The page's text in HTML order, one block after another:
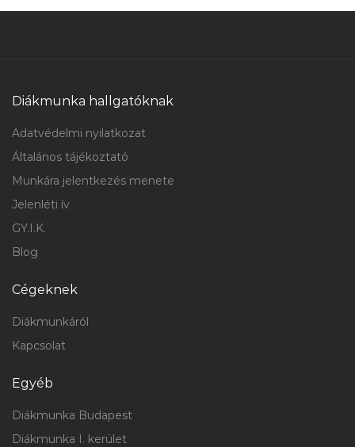
Diákmunka hallgatóknak
Adatvédelmi nyilatkozat
Általános tájékoztató
Munkára jelentkezés menete
Jelenléti ív
GY.I.K.
Blog
Cégeknek
Diákmunkáról
Kapcsolat
Egyéb
Diákmunka Budapest
Diákmunka I. kerület